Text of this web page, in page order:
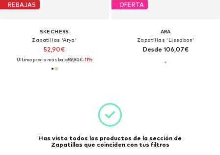
REBAJAS
SKECHERS
Zapatillas 'Arya'
52,90€
Último precio más bajo:59,90€-11%
OFERTA
ARA
Zapatillas 'Lissabon'
Desde 106,07€
Has visto todos los productos de la sección de
Zapatillas que coinciden con tus filtros